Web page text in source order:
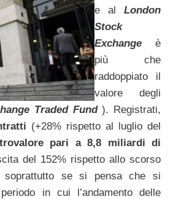
e al London
Stock
Exchange è
più che
raddoppiato il
valore degli
Traded Fund). Registrati,
(+28% rispetto al luglio del
pari a 8,8 miliardi di
del 152% rispetto allo scorso
soprattutto se si pensa che si
in cui l’andamento delle